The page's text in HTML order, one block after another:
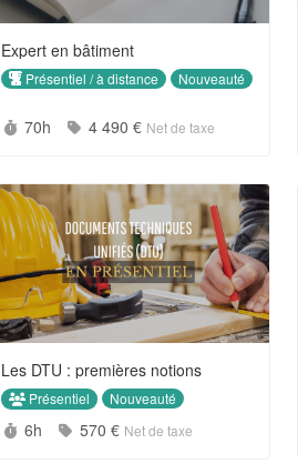
Expert en bâtiment
Présentiel / à distance Nouveauté
Durée :
70h Prix :
4 490 € Net de taxe
Les DTU : premières notions
Présentiel Nouveauté
Durée :
6h Prix :
570 € Net de taxe